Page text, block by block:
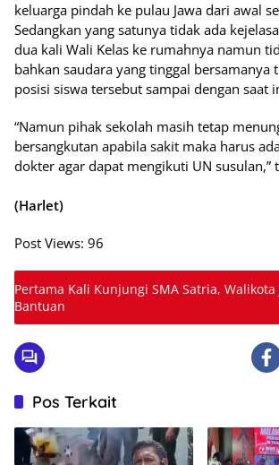
keluarga pindah ke pulau Jawa dari awal
Sedangkan yang satunya tidak ada
dua kali Wali Kelas ke rumahnya namun
bahkan saudara yang tinggal bersamanya
posisi siswa tersebut sampai dengan saat
“Namun pihak sekolah masih tetap
bersangkutan apabila sakit maka harus
dokter agar dapat mengikuti UN susulan,”
(Harlet)
Post Views: 96
Pertama Kali Kunjungi SMA Satria, Walikota
Bantuan
Pos Terkait